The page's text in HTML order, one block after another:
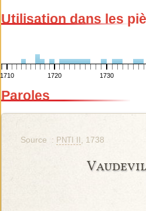
Utilisation dans les
1710 1720 1730
Paroles
Source : PNTI II , 1738